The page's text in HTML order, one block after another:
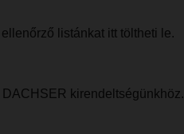
listánkat itt töltheti le.
kirendeltségünkhöz.